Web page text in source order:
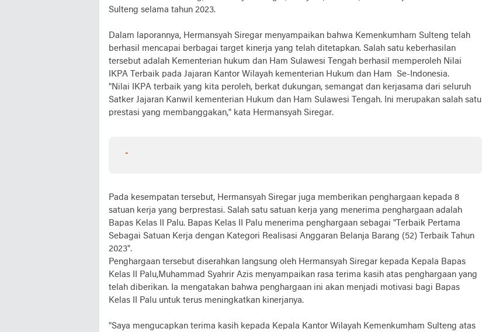
Sulteng selama tahun 2023.
Dalam laporannya, Hermansyah Siregar menyampaikan bahwa Kemenkumham Sulteng telah
berhasil mencapai berbagai target kinerja yang telah ditetapkan. Salah satu keberhasilan
tersebut adalah Kementerian hukum dan Ham Sulawesi Tengah berhasil memperoleh Nilai
IKPA Terbaik pada Jajaran Kantor Wilayah kementerian Hukum dan Ham Se-Indonesia.
"Nilai IKPA terbaik yang kita peroleh, berkat dukungan, semangat dan kerjasama dari seluruh
Satker Jajaran Kanwil kementerian Hukum dan Ham Sulawesi Tengah. Ini merupakan salah satu
prestasi yang membanggakan," kata Hermansyah Siregar.
-
Pada kesempatan tersebut, Hermansyah Siregar juga memberikan penghargaan kepada 8
satuan kerja yang berprestasi. Salah satu satuan kerja yang menerima penghargaan adalah
Bapas Kelas II Palu. Bapas Kelas II Palu menerima penghargaan sebagai "Terbaik Pertama
Sebagai Satuan Kerja dengan Kategori Realisasi Anggaran Belanja Barang (52) Terbaik Tahun
2023".
Penghargaan tersebut diserahkan langsung oleh Hermansyah Siregar kepada Kepala Bapas
Kelas II Palu,Muhammad Syahrir Azis menyampaikan rasa terima kasih atas penghargaan yang
telah diberikan. Ia mengatakan bahwa penghargaan ini akan menjadi motivasi bagi Bapas
Kelas II Palu untuk terus meningkatkan kinerjanya.
"Saya mengucapkan terima kasih kepada Kepala Kantor Wilayah Kemenkumham Sulteng atas